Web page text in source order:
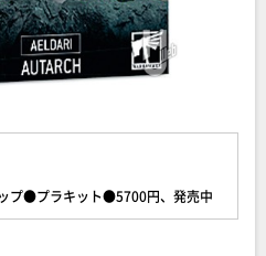
プ●プラキット●5700円、発売中